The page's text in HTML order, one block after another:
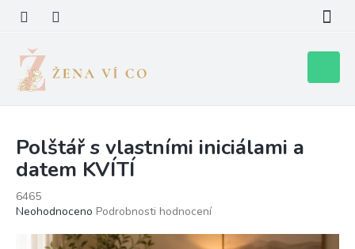
obsah
košík
Polštář s vlastními iniciálami a
datem KVÍTÍ
6465
Průměrné
produktu
Neohodnoceno Podrobnosti hodnocení